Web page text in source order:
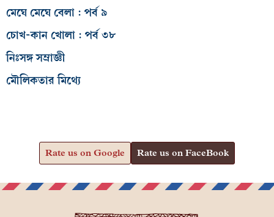
মেঘে মেঘে বেলা : পর্ব ৯
চোখ-কান খোলা : পর্ব ৩৮
নিঃসঙ্গ সম্রাজ্ঞী
মৌলিকতার মিথ্যে
Rate us on Google Rate us on FaceBook